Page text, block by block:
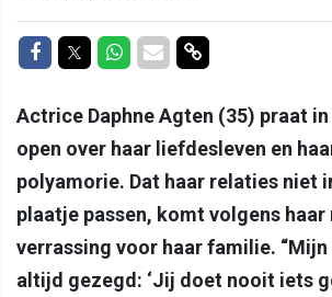
Delen op Facebook
Delen op Twitter
Delen op Whatsapp
Delen via Mail
Delen via link
Actrice Daphne Agten (35) praat in
open over haar liefdesleven en
polyamorie. Dat haar relaties niet
plaatje passen, komt volgens haar
verrassing voor haar familie.
altijd gezegd: ‘Jij doet nooit iets